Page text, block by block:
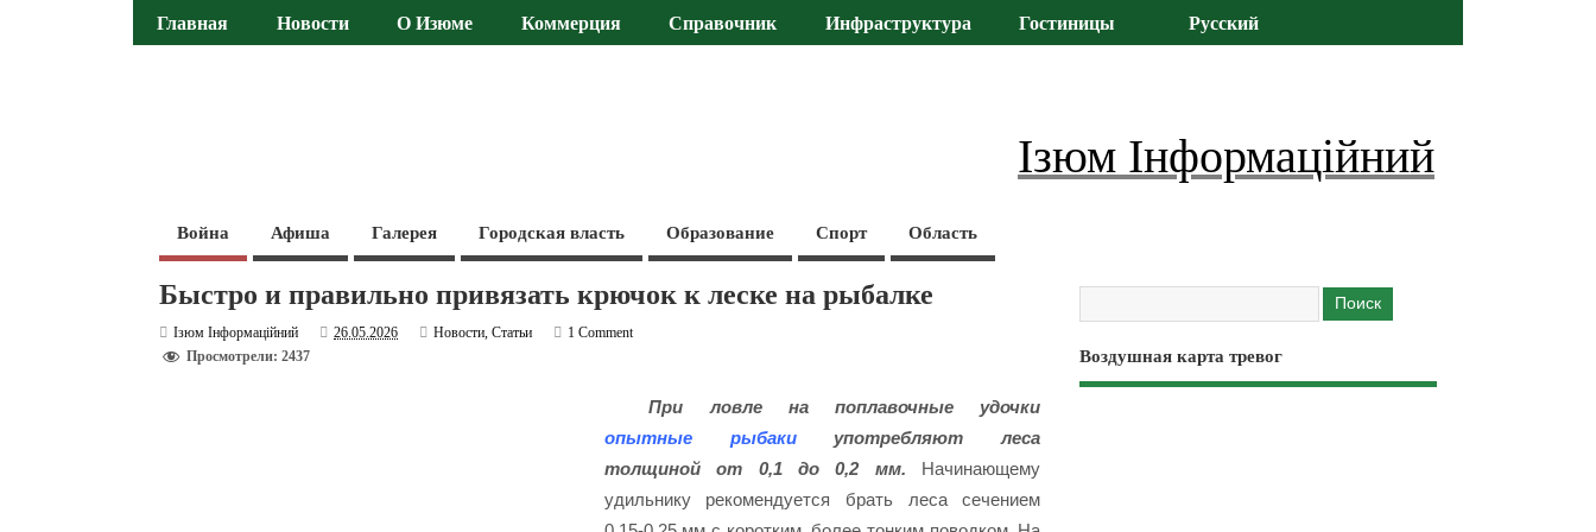
Главная Новости О Изюме Коммерция Справочник Инфраструктура Гостиницы Русский
Ізюм Інформаційний
Война Афиша Галерея Городская власть Образование Спорт Область
Быстро и правильно привязать крючок к леске на рыбалке
Ізюм Інформаційний 26.05.2026 Новости,Статьи
1 Comment
Просмотрели: 2437
При ловле на поплавочные удочки
опытные рыбакиупотребляют леса
толщиной от 0,1 до 0,2 мм. Начинающему
удильнику рекомендуется брать леса сечением
Воздушная карта тревог